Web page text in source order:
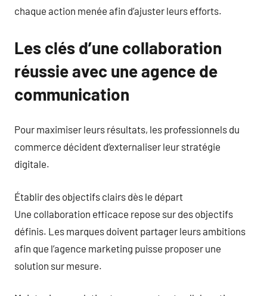
chaque action menée afin d’ajuster leurs efforts.
Les clés d’une collaboration
réussie avec une agence de
communication
Pour maximiser leurs résultats, les professionnels du
commerce décident d’externaliser leur stratégie
digitale.
Établir des objectifs clairs dès le départ
Une collaboration efficace repose sur des objectifs
définis. Les marques doivent partager leurs ambitions
afin que l’agence marketing puisse proposer une
solution sur mesure.